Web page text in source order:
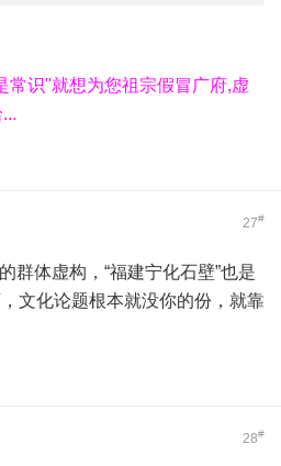
常识"就想为您祖宗假冒广府,虚
27#
群体虚构，“福建宁化石壁”也是
文化论题根本就没你的份，就靠
28#